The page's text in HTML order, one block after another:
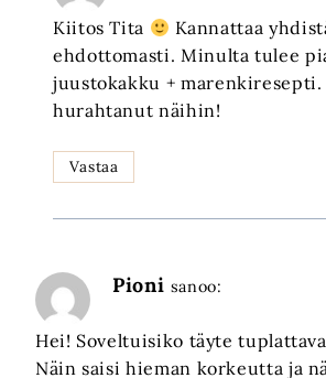
Kiitos Tita
Kannattaa
ehdottomasti. Minulta tulee
juustokakku + marenkiresepti.
hurahtanut näihin!
Vastaa
Pioni sanoo:
Hei! Soveltuisiko täyte
Näin saisi hieman korkeutta ja